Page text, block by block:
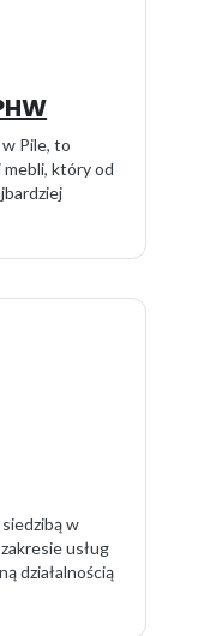
Pile, to
który od
w
usług
działalnością